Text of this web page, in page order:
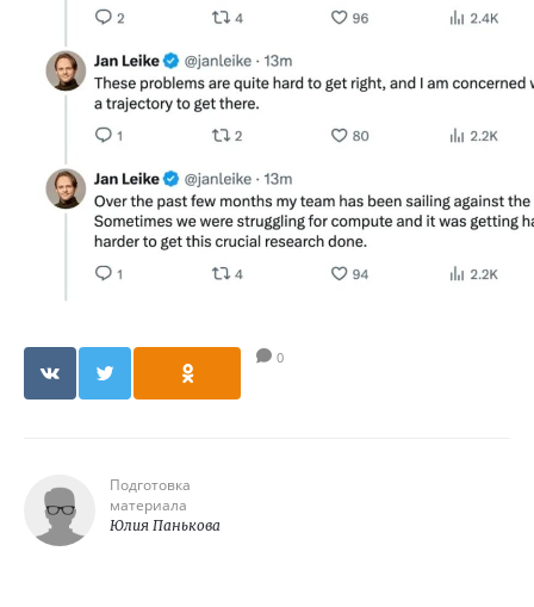
0
Подготовка
материала
Юлия Панькова